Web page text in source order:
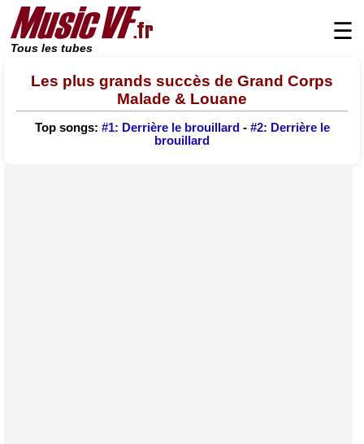
Tous les tubes
☰
Les plus grands succès de Grand Corps
Malade & Louane
Top songs: #1: Derrière le brouillard - #2: Derrière le
brouillard